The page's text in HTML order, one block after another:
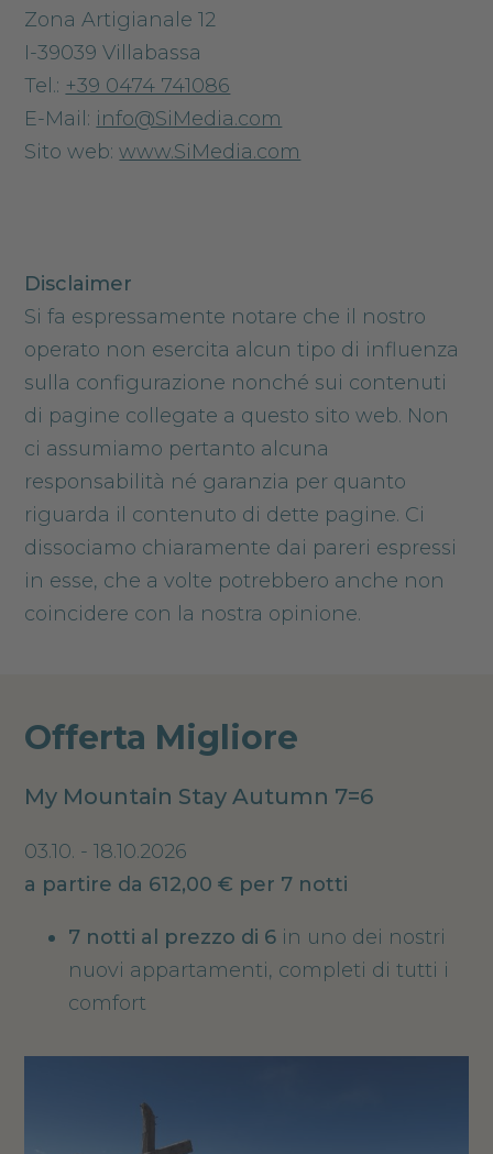
Zona Artigianale 12
I-39039 Villabassa
Tel.: +39 0474 741086
E-Mail: info@SiMedia.com
Sito web:www.SiMedia.com
Disclaimer
Si fa espressamente notare che il nostro
operato non esercita alcun tipo di influenza
sulla configurazione nonché sui contenuti
di pagine collegate a questo sito web. Non
ci assumiamo pertanto alcuna
responsabilità né garanzia per quanto
riguarda il contenuto di dette pagine. Ci
dissociamo chiaramente dai pareri espressi
in esse, che a volte potrebbero anche non
coincidere con la nostra opinione.
Offerta Migliore
My Mountain Stay Autumn 7=6
03.10. - 18.10.2026
a partire da 612,00 € per 7 notti
7 notti al prezzo di 6 in uno dei nostri
nuovi appartamenti, completi di tutti i
comfort